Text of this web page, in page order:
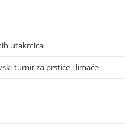
utakmica
turnir za prstiće i limače